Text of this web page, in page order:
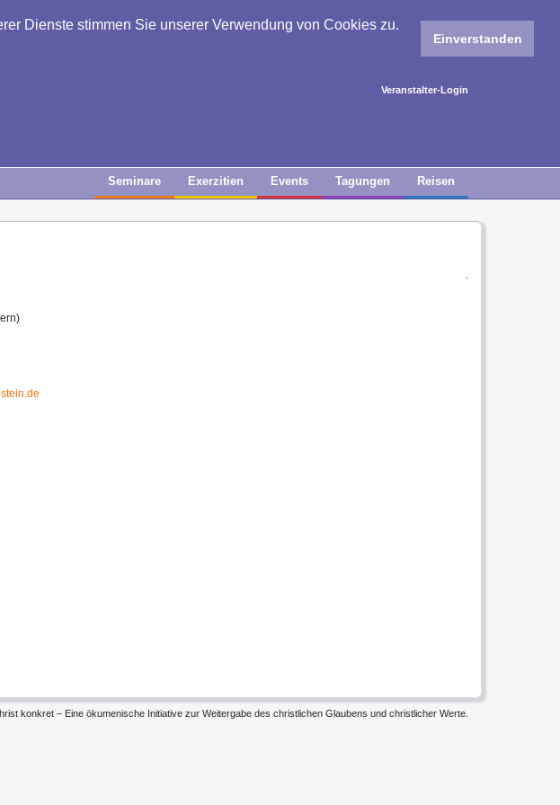
Dienste stimmen Sie unserer Verwendung von Cookies zu.
Einverstanden
Veranstalter-Login
Seminare Exerzitien Events Tagungen Reisen
konkret – Eine ökumenische Initiative zur Weitergabe des christlichen Glaubens und christlicher Werte.